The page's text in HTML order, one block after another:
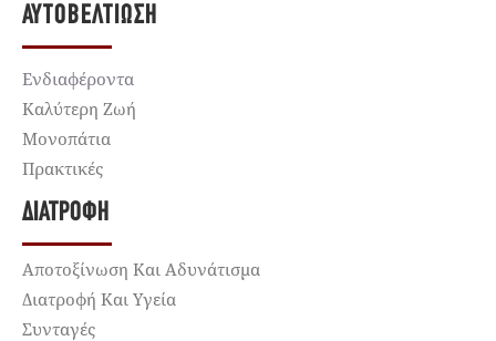
ΑΥΤΟΒΕΛΤΊΩΣΗ
Ενδιαφέροντα
Καλύτερη Ζωή
Μονοπάτια
Πρακτικές
ΔΙΑΤΡΟΦΉ
Αποτοξίνωση Και Αδυνάτισμα
Διατροφή Και Υγεία
Συνταγές